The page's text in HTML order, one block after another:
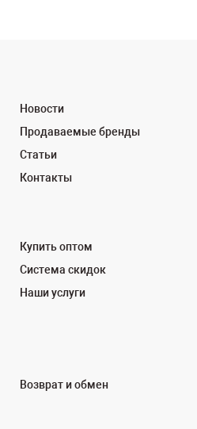
Новости
Продаваемые бренды
Статьи
Контакты
Купить оптом
Система скидок
Наши услуги
Возврат и обмен